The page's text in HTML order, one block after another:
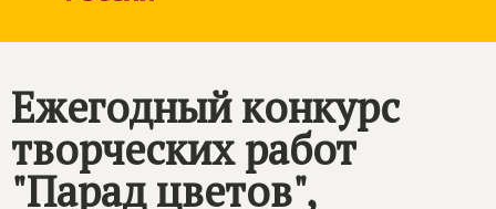
Контакты
Ежегодный конкурс
творческих работ
"Парад цветов",